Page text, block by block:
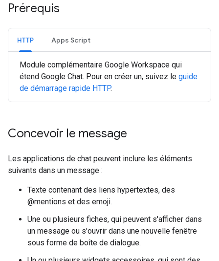
Prérequis
HTTP Apps Script
Module complémentaire Google Workspace qui
étend Google Chat. Pour en créer un, suivez le guide
de démarrage rapide HTTP.
Concevoir le message
Les applications de chat peuvent inclure les éléments
suivants dans un message :
Texte contenant des liens hypertextes, des
@mentions et des emoji.
Une ou plusieurs fiches, qui peuvent s'afficher dans
un message ou s'ouvrir dans une nouvelle fenêtre
sous forme de boîte de dialogue.